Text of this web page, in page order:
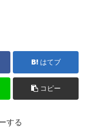
はてブ
コピー
する